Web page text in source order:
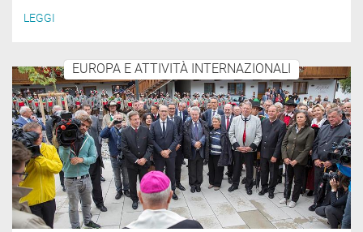
LEGGI
EUROPA E ATTIVITÀ INTERNAZIONALI